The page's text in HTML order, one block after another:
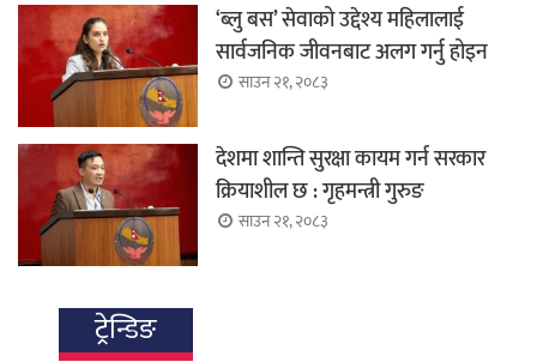
‘ब्लु बस’ सेवाको उद्देश्य महिलालाई
सार्वजनिक जीवनबाट अलग गर्नु होइन
साउन २१, २०८३
देशमा शान्ति सुरक्षा कायम गर्न सरकार
क्रियाशील छ : गृहमन्त्री गुरुङ
साउन २१, २०८३
ट्रेन्डिङ